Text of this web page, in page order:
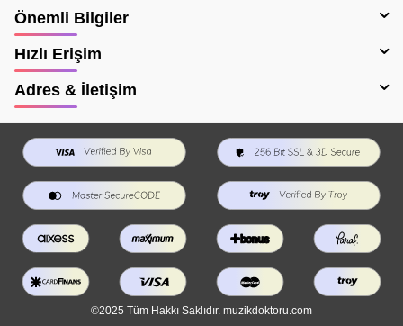
Önemli Bilgiler
Hızlı Erişim
Adres & İletişim
©2025 Tüm Hakkı Saklıdır. muzikdoktoru.com